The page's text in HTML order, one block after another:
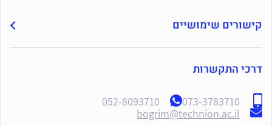
קישורים שימושיים
דרכי התקשרות
073-3783710
052-8093710
bogrim@technion.ac.il